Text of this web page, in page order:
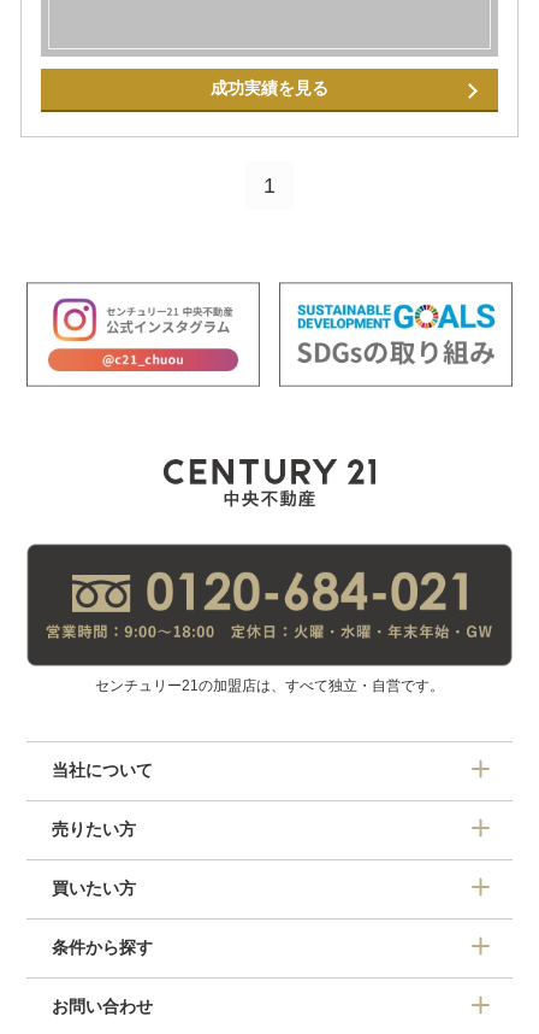
成功実績を見る
1
センチュリー21の加盟店は、すべて独立・自営です。
当社について
売りたい方
買いたい方
条件から探す
お問い合わせ